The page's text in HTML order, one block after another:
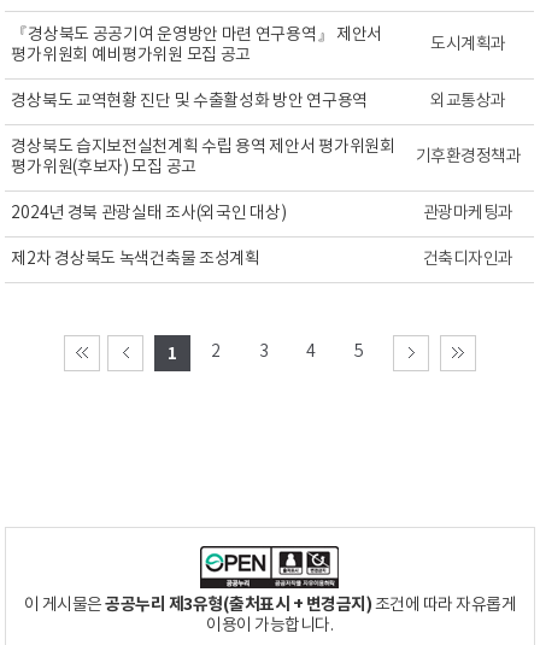
『경상북도 공공기여 운영방안 마련 연구용역』 제안서
평가위원회 예비평가위원 모집 공고
도시계획과
경상북도 교역현황 진단 및 수출활성화 방안 연구용역 외교통상과
경상북도 습지보전실천계획 수립 용역 제안서 평가위원회
평가위원(후보자) 모집 공고
기후환경정책과
2024년 경북 관광실태 조사(외국인 대상) 관광마케팅과
제2차 경상북도 녹색건축물 조성계획 건축디자인과
1 2 3 4 5
이 게시물은공공누리 제3유형(출처표시 + 변경금지)조건에 따라 자유롭게
이용이 가능합니다.